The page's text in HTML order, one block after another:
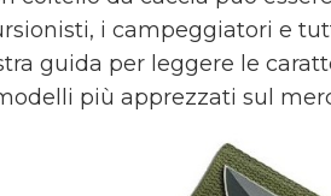
i campeggiatori e
guida per leggere le
più apprezzati sul